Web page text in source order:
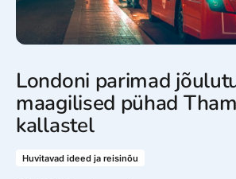
Londoni parimad
maagilised pühad
kallastel
Huvitavad ideed ja reisinõu